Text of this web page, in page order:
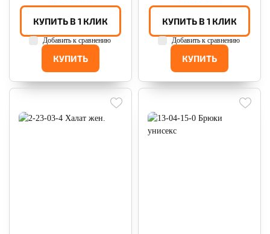
КУПИТЬ
КУПИТЬ В 1 КЛИК
Добавить к сравнению
КУПИТЬ
КУПИТЬ В 1 КЛИК
Добавить к сравнению